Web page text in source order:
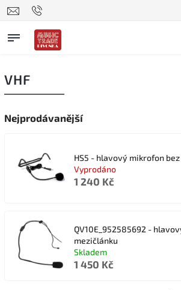
VHF
Nejprodávanější
HS5 - hlavový mikrofon
Vyprodáno
1 240 Kč
QV10E_952585692 -
mezičlánku
Skladem
1 450 Kč